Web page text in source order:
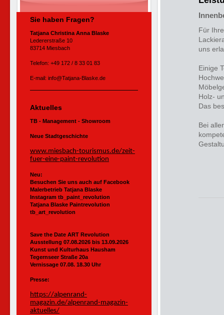
Für
uns
Einige
Holz-
Das
Bei
Sie haben Fragen?
Tatjana Christina Anna Blaske
Ledererstraße 10
83714 Miesbach
Telefon: +49 172 / 8 33 01 83
E-mail: info@Tatjana-Blaske.de
Aktuelles
TB - Management - Showroom
Neue Stadtgeschichte
www.miesbach-tourismus.de/zeit-
fuer-eine-paint-revolution
Neu:
Besuchen Sie uns auch auf Facebook
Malerbetrieb Tatjana Blaske
Instagram tb_paint_revolution
Tatjana Blaske Paintrevolution
tb_art_revolution
Save the Date ART Revolution
Ausstellung 07.08.2026 bis 13.09.2026
Kunst und Kulturhaus Hausham
Tegernseer Straße 20a
Vernissage 07.08. 18.30 Uhr
Presse:
https://alpenrand-
magazin.de/alpenrand-magazin-
aktuelles/